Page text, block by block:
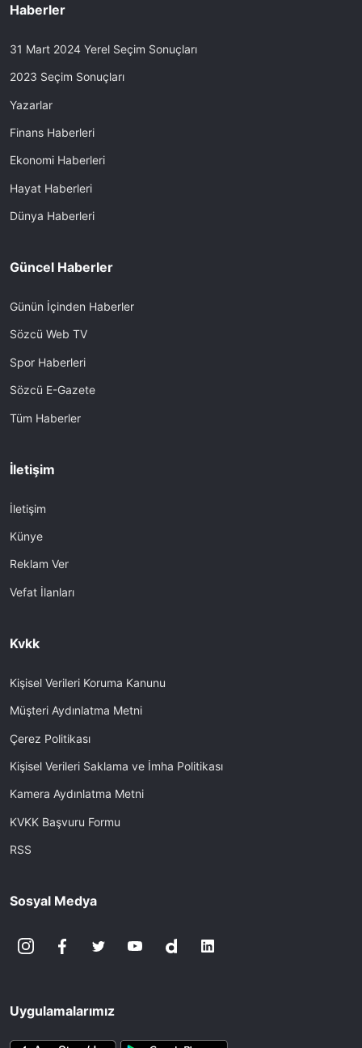
Haberler
31 Mart 2024 Yerel Seçim Sonuçları
2023 Seçim Sonuçları
Yazarlar
Finans Haberleri
Ekonomi Haberleri
Hayat Haberleri
Dünya Haberleri
Güncel Haberler
Günün İçinden Haberler
Sözcü Web TV
Spor Haberleri
Sözcü E-Gazete
Tüm Haberler
İletişim
İletişim
Künye
Reklam Ver
Vefat İlanları
Kvkk
Kişisel Verileri Koruma Kanunu
Müşteri Aydınlatma Metni
Çerez Politikası
Kişisel Verileri Saklama ve İmha Politikası
Kamera Aydınlatma Metni
KVKK Başvuru Formu
RSS
Sosyal Medya
Uygulamalarımız